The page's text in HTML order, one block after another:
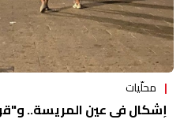
محلّيات
إشكال في عين المريسة..